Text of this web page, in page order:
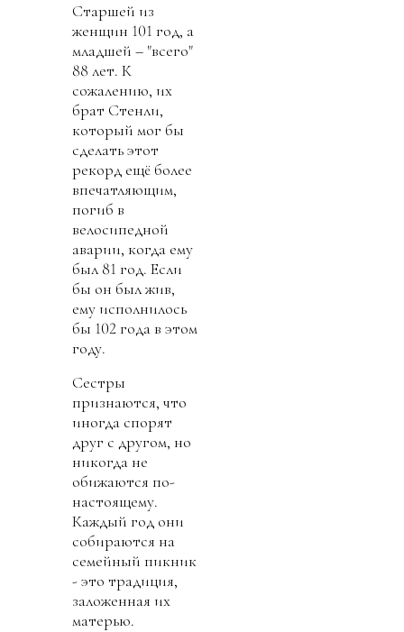
Старшей из
женщин 101 год, а
младшей – "всего"
88 лет. К
сожалению, их
брат Стенли,
который мог бы
сделать этот
рекорд ещё более
впечатляющим,
погиб в
велосипедной
аварии, когда ему
был 81 год. Если
бы он был жив,
ему исполнилось
бы 102 года в этом
году.
Сестры
признаются, что
иногда спорят
друг с другом, но
никогда не
обижаются по-
настоящему.
Каждый год они
собираются на
семейный пикник
- это традиция,
заложенная их
матерью.